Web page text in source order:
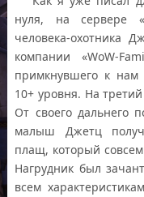
нуля, на сервере
человека-охотника
компании «WoW-
примкнувшего к
10+ уровня. На
От своего дальнего
малыш Джетц
плащ, который
Нагрудник был
всем